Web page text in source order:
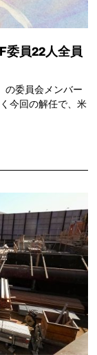
委員22人全員
の委員会メンバー
今回の解任で、米